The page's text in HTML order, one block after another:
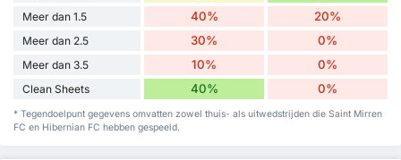
Meer dan 1.5 40% 20%
Meer dan 2.5 30% 0%
Meer dan 3.5 10% 0%
Clean Sheets 40% 0%
* Tegendoelpunt gegevens omvatten zowel thuis- als uitwedstrijden die Saint Mirren
FC en Hibernian FC hebben gespeeld.